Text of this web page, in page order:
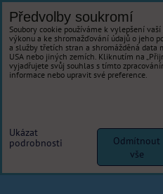
Předvolby soukromí
Soubory cookie používáme k vylepšení
výkonu a ke shromažďování údajů o jeho
a služby třetích stran a shromážděná data
USA nebo jiných zemích. Kliknutím na
vyjadřujete svůj souhlas s tímto
informace nebo upravit své preference.
Ukázat
podrobnosti
Odmítnout
vše